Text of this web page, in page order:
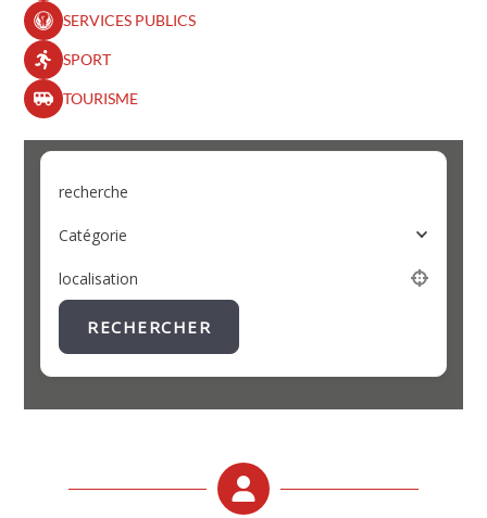
SERVICES PUBLICS
SPORT
TOURISME
recherche
Catégorie
localisation
RECHERCHER